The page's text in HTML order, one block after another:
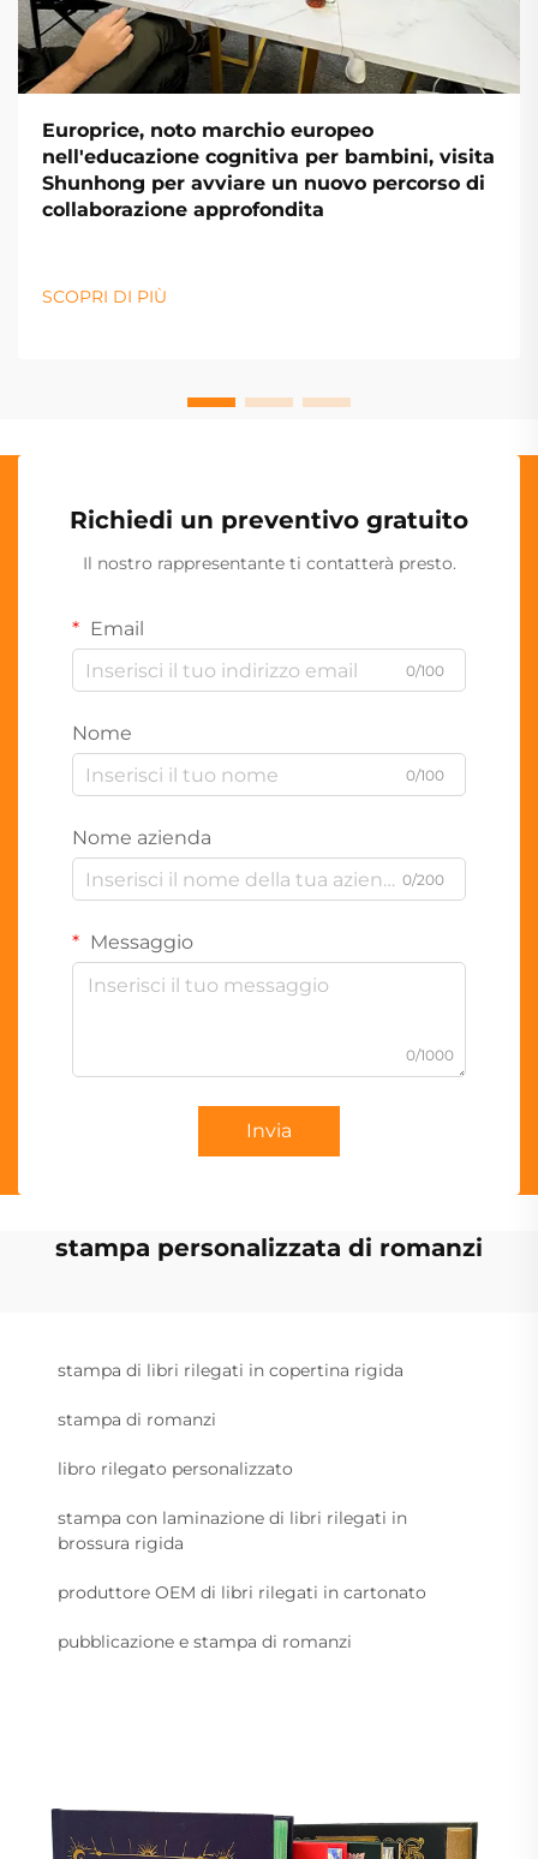
Europrice, noto marchio europeo
nell'educazione cognitiva per bambini, visita
Shunhong per avviare un nuovo percorso di
collaborazione approfondita
SCOPRI DI PIÙ
Richiedi un preventivo gratuito
Il nostro rappresentante ti contatterà presto.
Email
0/100
Nome
0/100
Nome azienda
0/200
Messaggio
0/1000
Invia
stampa personalizzata di romanzi
stampa di libri rilegati in copertina rigida
stampa di romanzi
libro rilegato personalizzato
stampa con laminazione di libri rilegati in
brossura rigida
produttore OEM di libri rilegati in cartonato
pubblicazione e stampa di romanzi